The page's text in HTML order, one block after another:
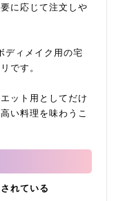
に応じて注文しや
ディメイク用の宅
です。
ット用としてだけ
い料理を味わうこ
れている